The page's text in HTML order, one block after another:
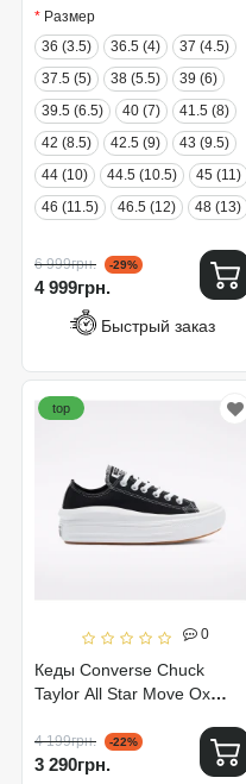
Размер
36 (3.5)
36.5 (4)
37 (4.5)
37.5 (5)
38 (5.5)
39 (6)
39.5 (6.5)
40 (7)
41.5 (8)
42 (8.5)
42.5 (9)
43 (9.5)
44 (10)
44.5 (10.5)
45 (11)
46 (11.5)
46.5 (12) 48 (13)
6 999грн. -29%
4 999грн.
Быстрый заказ
0
Кеды Converse Chuck
Taylor All Star Move Ox
top
4 199грн. -22%
3 290грн.